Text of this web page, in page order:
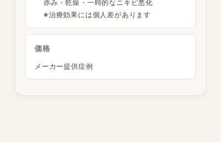
赤み・乾燥・一時的なニキビ悪化
※治療効果には個人差があります
価格
メーカー提供症例